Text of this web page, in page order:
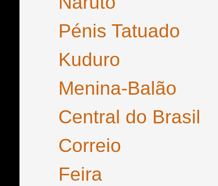
Pénis Tatuado
Kuduro
Menina-Balão
Central do Brasil
Correio
Feira